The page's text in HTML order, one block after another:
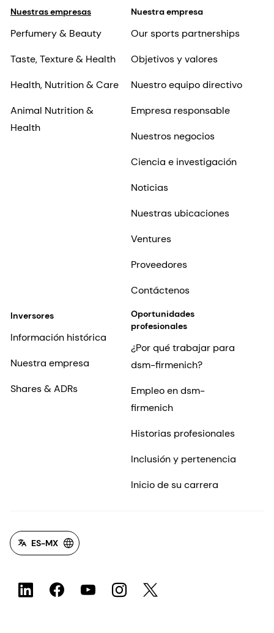
Nuestras empresas
Perfumery & Beauty
Taste, Texture & Health
Health, Nutrition & Care
Animal Nutrition &
Health
Nuestra empresa
Our sports partnerships
Objetivos y valores
Nuestro equipo directivo
Empresa responsable
Nuestros negocios
Ciencia e investigación
Noticias
Nuestras ubicaciones
Ventures
Proveedores
Contáctenos
Inversores
Información histórica
Nuestra empresa
Shares & ADRs
Oportunidades
profesionales
¿Por qué trabajar para
dsm-firmenich?
Empleo en dsm-
firmenich
Historias profesionales
Inclusión y pertenencia
Inicio de su carrera
ES-MX